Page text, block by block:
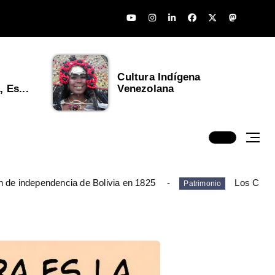
Es...
Cultura Indígena
Venezolana
de independencia de Bolivia en 1825 Patrimonio Los